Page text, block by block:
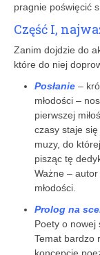
pragnie poświęcić
Część I,
Zanim dojdzie do
które do niej
Posłanie –
młodości –
pierwszej
czasy staje
muzy, do
pisząc tę
Ważne –
młodości.
Prolog na
Poety o nowej
Temat bardzo
koncepcje